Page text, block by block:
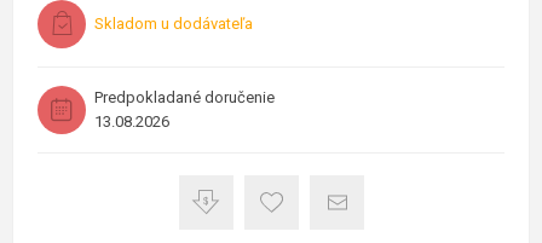
Skladom u dodávateľa
Predpokladané doručenie
13.08.2026